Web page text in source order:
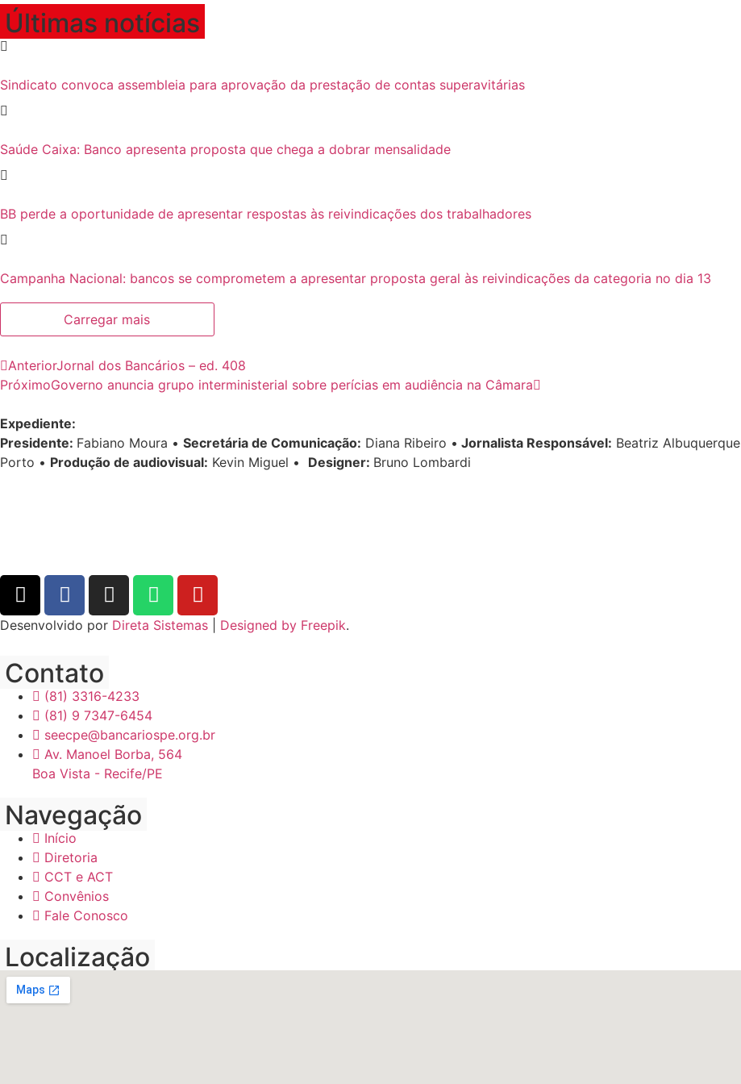
Últimas notícias
Sindicato convoca assembleia para aprovação da prestação de contas superavitárias
Saúde Caixa: Banco apresenta proposta que chega a dobrar mensalidade
BB perde a oportunidade de apresentar respostas às reivindicações dos trabalhadores
Campanha Nacional: bancos se comprometem a apresentar proposta geral às reivindicações da categoria no dia 13
Carregar mais
AnteriorJornal dos Bancários – ed. 408
PróximoGoverno anuncia grupo interministerial sobre perícias em audiência na Câmara
Expediente:
Presidente: Fabiano Moura • Secretária de Comunicação: Diana Ribeiro • Jornalista Responsável: Beatriz Albuquerque
Porto • Produção de audiovisual: Kevin Miguel • Designer: Bruno Lombardi
Desenvolvido por Direta Sistemas Designed by Freepik.
Contato
(81) 3316-4233
(81) 9 7347-6454
seecpe@bancariospe.org.br
Av. Manoel Borba, 564
Boa Vista - Recife/PE
Navegação
Início
Diretoria
CCT e ACT
Convênios
Fale Conosco
Localização